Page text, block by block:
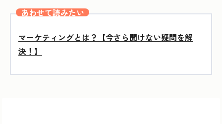
あわせて読みたい
マーケティングとは？【今さら聞けない疑問を解
決！】